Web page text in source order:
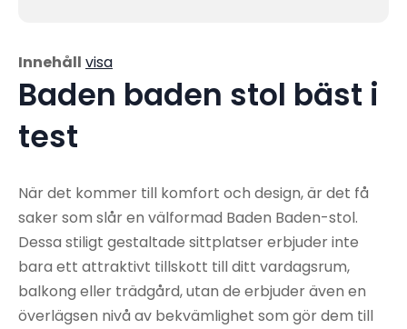
Innehåll visa
Baden baden stol bäst i
test
När det kommer till komfort och design, är det få
saker som slår en välformad Baden Baden-stol.
Dessa stiligt gestaltade sittplatser erbjuder inte
bara ett attraktivt tillskott till ditt vardagsrum,
balkong eller trädgård, utan de erbjuder även en
överlägsen nivå av bekvämlighet som gör dem till